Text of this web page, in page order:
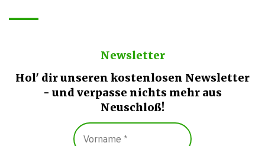
Newsletter
Hol' dir unseren kostenlosen Newsletter
- und verpasse nichts mehr aus
Neuschloß!